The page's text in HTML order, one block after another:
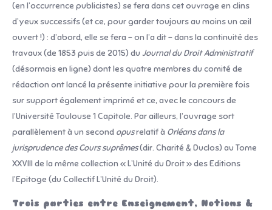
(en l’occurrence publicistes) se fera dans cet ouvrage en clins
d’yeux successifs (et ce, pour garder toujours au moins un œil
ouvert !) : d’abord, elle se fera – on l’a dit – dans la continuité des
travaux (de 1853 puis de 2015) du Journal du Droit Administratif
(désormais en ligne) dont les quatre membres du comité de
rédaction ont lancé la présente initiative pour la première fois
sur support également imprimé et ce, avec le concours de
l’Université Toulouse 1 Capitole. Par ailleurs, l’ouvrage sort
parallèlement à un second opusrelatif à Orléans dans la
jurisprudence des Cours suprêmes(dir. Charité & Duclos) au Tome
XXVIII de la même collection « L’Unité du Droit » des Editions
l’Epitoge (du Collectif L’Unité du Droit).
Trois parties entre Enseignement, Notions &